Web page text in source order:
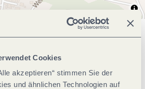
Cookies
akzeptieren“ stimmen Sie der
und ähnlichen Technologien auf
Betrieb